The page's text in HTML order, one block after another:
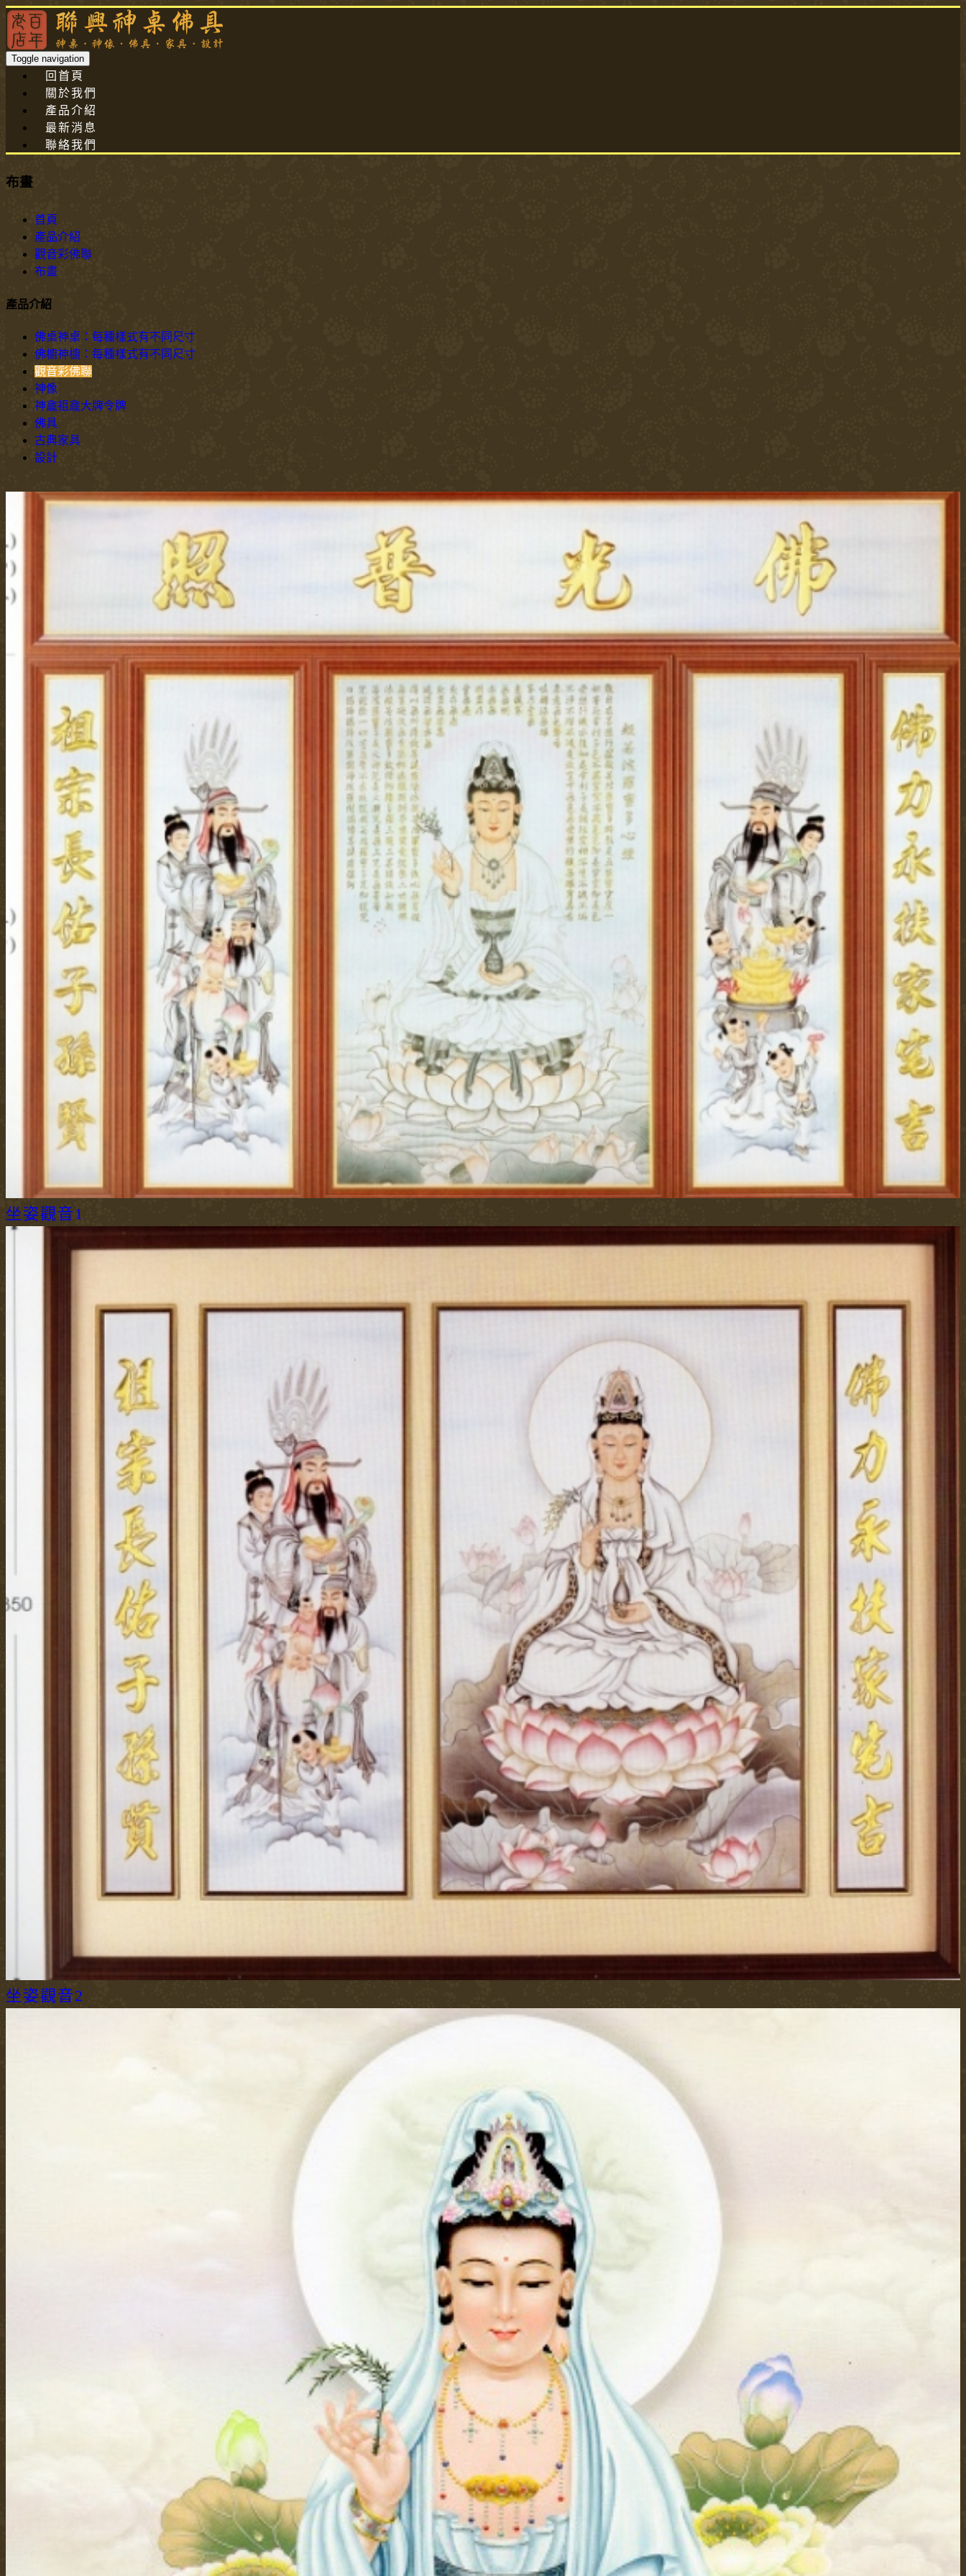
Toggle navigation
回首頁
關於我們
產品介紹
最新消息
聯絡我們
布畫
首頁
產品介紹
觀音彩佛聯
布畫
產品介紹
佛桌神桌：每種樣式有不同尺寸
佛櫥神櫥：每種樣式有不同尺寸
觀音彩佛聯
神像
神龕祖龕大牌令牌
佛具
古典家具
設計
坐姿觀音1
坐姿觀音2